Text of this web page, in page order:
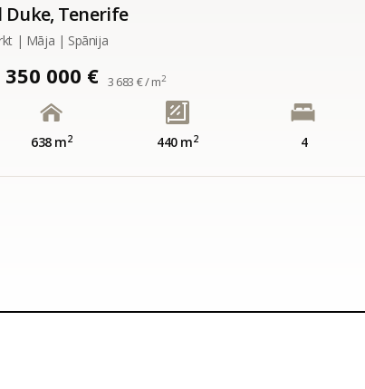
Duke, Tenerife
| Māja | Spānija
350 000 € 3 683 € / m2
638 m2 440 m2 4